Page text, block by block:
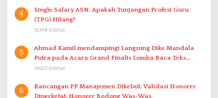
4
Single Salary ASN, Apakah Tunjangan Profesi Guru
(TPG) Hilang?
15398 Dilihat
5
Ahmad Kamil mendampingi Langsung Dike Mandala
Putra pada Acara Grand Finalis Lomba Baca Teks
Proklamasi Mirip Bung Karno di Bali
14520 Dilihat
6
Rancangan PP Manajemen Dikebut, Validasi Honorer
Diperketat, Honorer Bodong Was-Was